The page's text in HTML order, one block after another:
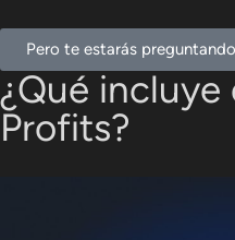
Pero te estarás preguntando
¿Qué incluye
Profits?